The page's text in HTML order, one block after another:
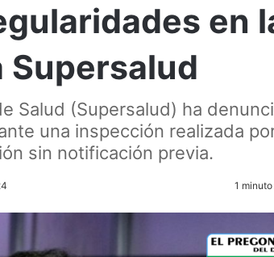
en
Supersalud
Salud (Supersalud) ha
una inspección realizada
sin notificación previa.
1